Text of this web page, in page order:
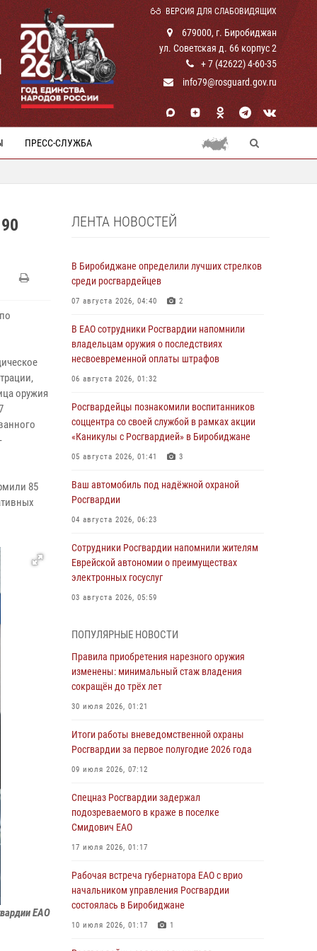
ВЕРСИЯ ДЛЯ СЛАБОВИДЯЩИХ
679000, г. Биробиджан
ул. Советская д. 66 корпус 2
+ 7 (42622) 4-60-35
info79@rosguard.gov.ru
ПРЕСС-СЛУЖБА
оружия
85
ЕАО
ЛЕНТА НОВОСТЕЙ
В Биробиджане определили лучших стрелков
среди росгвардейцев
07 августа 2026, 04:40 2
В ЕАО сотрудники Росгвардии напомнили
владельцам оружия о последствиях
несвоевременной оплаты штрафов
06 августа 2026, 01:32
Росгвардейцы познакомили воспитанников
соццентра со своей службой в рамках акции
«Каникулы с Росгвардией» в Биробиджане
05 августа 2026, 01:41 3
Ваш автомобиль под надёжной охраной
Росгвардии
04 августа 2026, 06:23
Сотрудники Росгвардии напомнили жителям
Еврейской автономии о преимуществах
электронных госуслуг
03 августа 2026, 05:59
армии Виктор Золотов поздравил
специалистов подразделений тыла с
профессиональным праздником
01 августа 2026, 10:23
национальной гвардии Российской
Федерации
01 августа 2026, 10:21
В Росгвардии вспоминают российских
воинов, погибших в Первой мировой войне
1914-1918 годов
01 августа 2026, 10:19
Внесены изменения в правила проведения
контрольного отстрела гражданского оружия
31 июля 2026, 01:48
ПОПУЛЯРНЫЕ НОВОСТИ
Правила приобретения нарезного оружия
изменены: минимальный стаж владения
сокращён до трёх лет
30 июля 2026, 01:21
Итоги работы вневедомственной охраны
Росгвардии за первое полугодие 2026 года
09 июля 2026, 07:12
Спецназ Росгвардии задержал
подозреваемого в краже в поселке
Смидович ЕАО
17 июля 2026, 01:17
Рабочая встреча губернатора ЕАО с врио
начальником управления Росгвардии
состоялась в Биробиджане
10 июля 2026, 01:17 1